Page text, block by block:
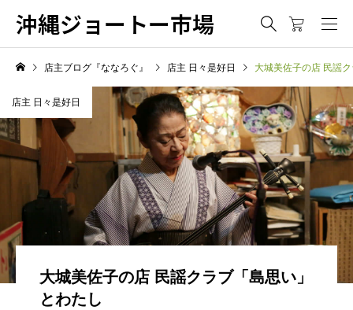
沖縄ジョートー市場
店主ブログ『ななろぐ』 店主 日々是好日 大城美佐子の店 民謡
店主 日々是好日
大城美佐子の店 民謡クラブ「島思い」
とわたし